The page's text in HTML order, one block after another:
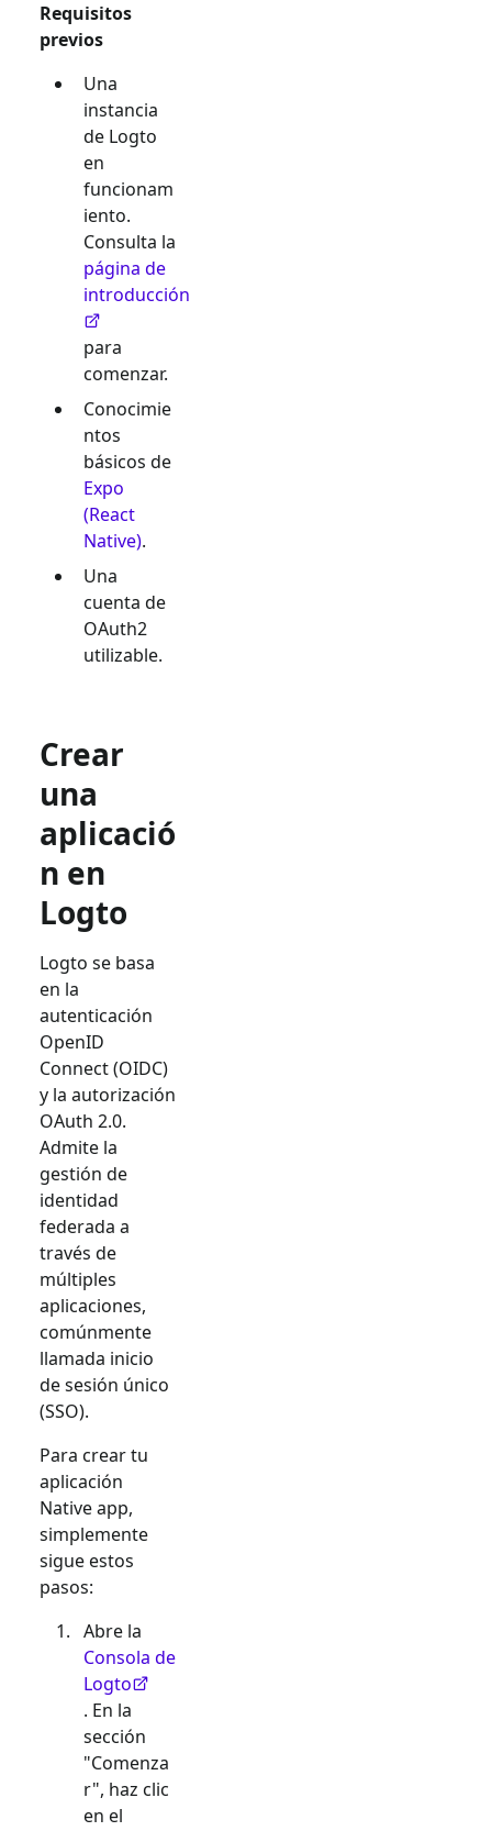
Requisitos
previos
Una
instancia
de Logto
en
funcionam
iento.
Consulta la
página de
introducción
para
comenzar.
Conocimie
ntos
básicos de
Expo
(React
Native).
Una
cuenta de
OAuth2
utilizable.
Crear
una
aplicació
n en
Logto
Logto se basa
en la
autenticación
OpenID
Connect (OIDC)
y la autorización
OAuth 2.0.
Admite la
gestión de
identidad
federada a
través de
múltiples
aplicaciones,
comúnmente
llamada inicio
de sesión único
(SSO).
Para crear tu
aplicación
Native app,
simplemente
sigue estos
pasos:
Abre la
Consola de
Logto
. En la
sección
"Comenza
r", haz clic
en el